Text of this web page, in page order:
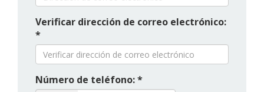
Verificar dirección de correo electrónico:
*
Número de teléfono: *